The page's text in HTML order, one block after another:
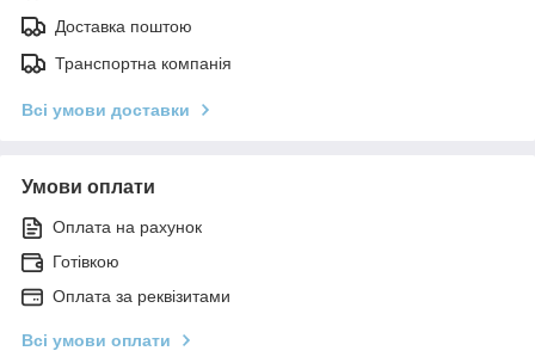
Доставка поштою
Транспортна компанія
Всі умови доставки
Умови оплати
Оплата на рахунок
Готівкою
Оплата за реквізитами
Всі умови оплати